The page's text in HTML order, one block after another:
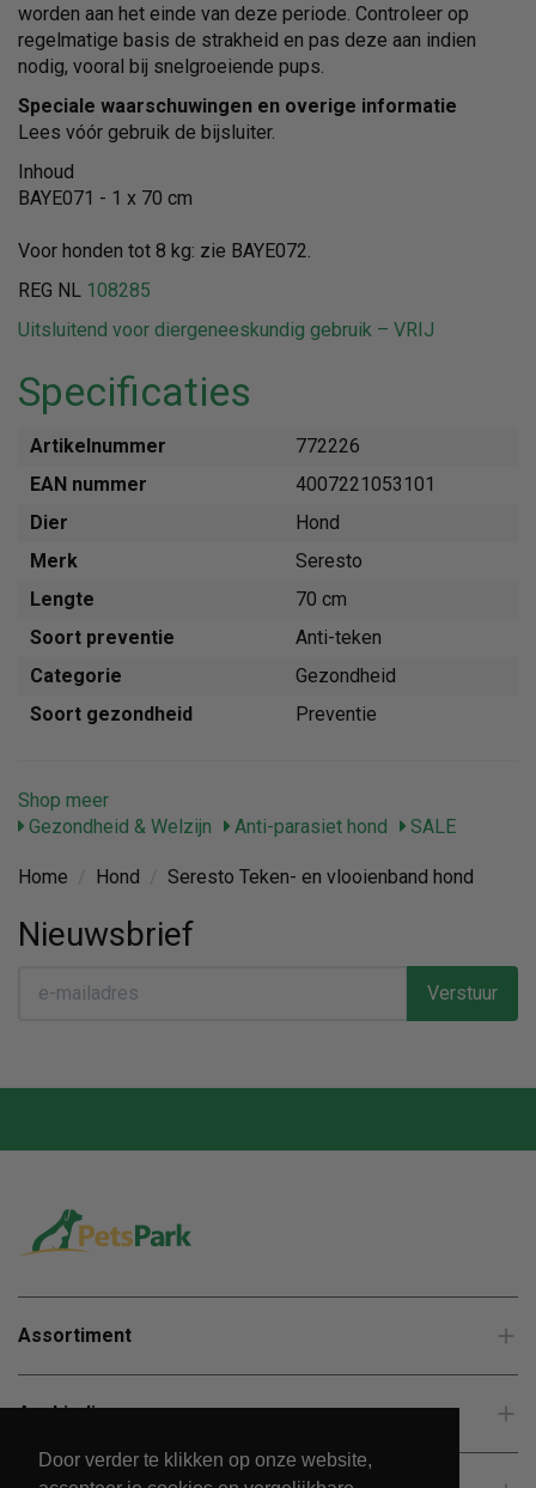
Door verder te klikken op onze website,
worden aan het einde van deze periode. Controleer op
regelmatige basis de strakheid en pas deze aan indien
nodig, vooral bij snelgroeiende pups.
Speciale waarschuwingen en overige informatie
Lees vóór gebruik de bijsluiter.
Inhoud
BAYE071 - 1 x 70 cm
Voor honden tot 8 kg: zie BAYE072.
REG NL 108285
Uitsluitend voor diergeneeskundig gebruik – VRIJ
Specificaties
Artikelnummer
772226
EAN nummer
4007221053101
Dier
Hond
Merk
Seresto
Lengte
70 cm
Soort preventie
Anti-teken
Categorie
Gezondheid
Soort gezondheid
Preventie
Shop meer
Gezondheid & Welzijn
Anti-parasiet hond SALE
Home Hond Seresto Teken- en vlooienband hond
Nieuwsbrief
Verstuur
Assortiment
Aanbiedingen